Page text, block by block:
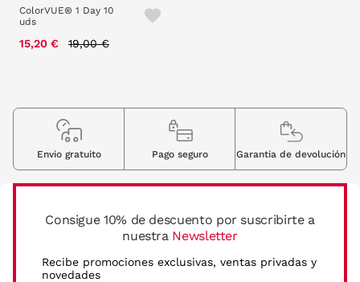
ColorVUE® 1 Day 10
uds
15,20 € Price reduced from
19,00 €
Consigue 10% de descuento por suscribirte a
nuestra Newsletter
Recibe promociones exclusivas, ventas privadas y
novedades
Envio gratuito Pago seguro Garantia de devolución